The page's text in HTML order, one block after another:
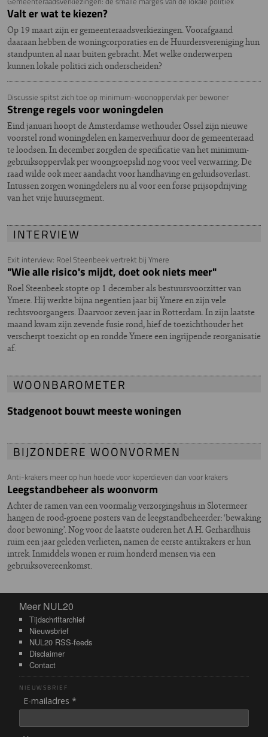
Valt er wat te kiezen?
Op 19 maart zijn er gemeenteraadsverkiezingen. Voorafgaand
daaraan hebben de woningcorporaties en de Huurdersvereniging hun
standpunten al naar buiten gebracht. Met welke onderwerpen
kunnen lokale politici zich onderscheiden?
Discussie spitst zich toe op minimum-woonoppervlak per bewoner
Strenge regels voor woningdelen
Eind januari hoopt de Amsterdamse wethouder Ossel zijn nieuwe
voorstel rond woningdelen en kamerverhuur door de gemeenteraad
te loodsen. In december zorgden de specificatie van het minimum-
gebruiksoppervlak per woongroepslid nog voor veel verwarring. De
raad wilde ook meer aandacht voor handhaving en geluidsoverlast.
Intussen zorgen woningdelers nu al voor een forse prijsopdrijving
van het vrije huursegment.
INTERVIEW
Exit interview: Roel Steenbeek vertrekt bij Ymere
"Wie alle risico's mijdt, doet ook niets meer"
Roel Steenbeek stopte op 1 december als bestuursvoorzitter van
Ymere. Hij werkte bijna negentien jaar bij Ymere en zijn vele
rechtsvoorgangers. Daarvoor zeven jaar in Rotterdam. In zijn laatste
maand kwam zijn zevende fusie rond, hief de toezichthouder het
verscherpt toezicht op en rondde Ymere een ingrijpende reorganisatie
af.
WOONBAROMETER
Stadgenoot bouwt meeste woningen
BIJZONDERE WOONVORMEN
Anti-krakers meer op hun hoede voor koperdieven dan voor krakers
Leegstandbeheer als woonvorm
Achter de ramen van een voormalig verzorgingshuis in Slotermeer
hangen de rood-groene posters van de leegstandbeheerder: ‘bewaking
door bewoning’. Nog voor de laatste ouderen het A.H. Gerhardhuis
ruim een jaar geleden verlieten, namen de eerste antikrakers er hun
intrek. Inmiddels wonen er ruim honderd mensen via een
gebruiksovereenkomst.
Meer NUL20
Meer NUL20
Tijdschriftarchief
Nieuwsbrief
NUL20 RSS-feeds
Disclaimer
Contact
NIEUWSBRIEF
E-mailadres *